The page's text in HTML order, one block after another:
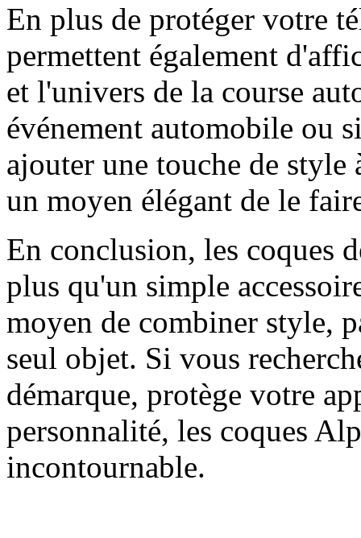
En plus de protéger votre
permettent également
et l'univers de la course
événement automobile ou
ajouter une touche de
un moyen élégant de le
En conclusion, les coques
plus qu'un simple
moyen de combiner style,
seul objet. Si vous
démarque, protège votre
personnalité, les coques
incontournable.